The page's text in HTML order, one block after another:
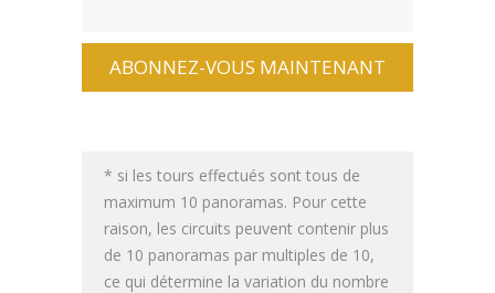
ABONNEZ-VOUS MAINTENANT
* si les tours effectués sont tous de
maximum 10 panoramas. Pour cette
raison, les circuits peuvent contenir plus
de 10 panoramas par multiples de 10,
ce qui détermine la variation du nombre